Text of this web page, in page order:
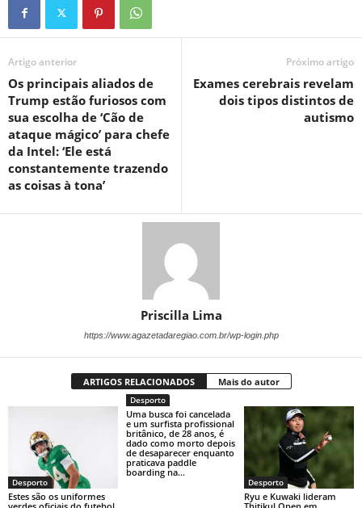
Artigo anterior
Os principais aliados de
Trump estão furiosos com
sua escolha de ‘Cão de
ataque mágico’ para chefe
da Intel: ‘Ele está
constantemente trazendo
as coisas à tona’
Próximo artigo
Exames cerebrais revelam
dois tipos distintos de
autismo
Priscilla Lima
https://www.agazetadaregiao.com.br/wp-login.php
ARTIGOS RELACIONADOS Mais do autor
Desporto
Estes são os uniformes
Desporto
Uma busca foi cancelada
e um surfista profissional
britânico, de 28 anos, é
dado como morto depois
de desaparecer enquanto
praticava paddle
boarding na...
Desporto
Ryu e Kuwaki lideram